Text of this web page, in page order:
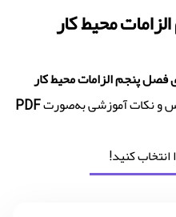
محیط کار
فصل پنجم الزامات محیط کار
و نکات آموزشی به‌صورتPDF
انتخاب کنید!